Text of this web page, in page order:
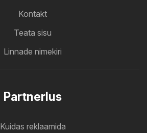
Kontakt
Teata sisu
Linnade nimekiri
Partnerlus
Kuidas reklaamida